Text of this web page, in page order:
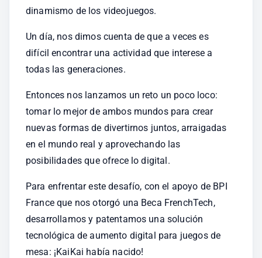
dinamismo de los videojuegos.
Un día, nos dimos cuenta de que a veces es
difícil encontrar una actividad que interese a
todas las generaciones.
Entonces nos lanzamos un reto un poco loco:
tomar lo mejor de ambos mundos para crear
nuevas formas de divertirnos juntos, arraigadas
en el mundo real y aprovechando las
posibilidades que ofrece lo digital.
Para enfrentar este desafío, con el apoyo de BPI
France que nos otorgó una Beca FrenchTech,
desarrollamos y patentamos una solución
tecnológica de aumento digital para juegos de
mesa: ¡KaiKai había nacido!